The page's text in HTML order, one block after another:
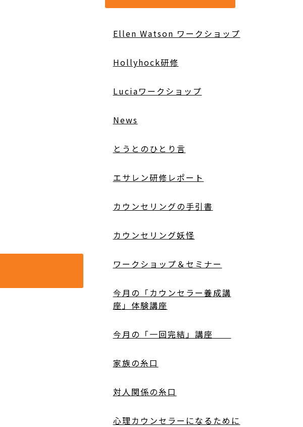
Ellen Watson ワークショップ
Hollyhock研修
Luciaワークショップ
News
とうとのひとり言
エサレン研修レポート
カウンセリングの手引書
カウンセリング妖怪
ワークショップ＆セミナー
今月の「カウンセラー養成講
座」体験講座
今月の「一回完結」講座
家族の糸口
対人関係の糸口
心理カウンセラーになるために